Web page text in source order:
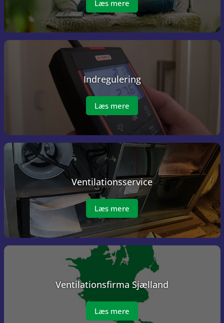
Læs mere
Indregulering
Læs mere
Ventilations­service
Læs mere
Ventilations­firma Sjælland
Læs mere